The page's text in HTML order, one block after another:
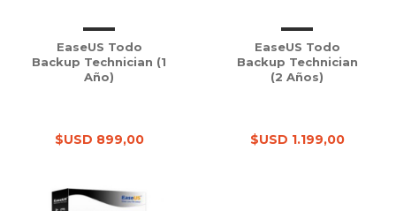
EaseUS Todo
Backup Technician (1
Año)
$USD 899,00
EaseUS Todo
Backup Technician
(2 Años)
$USD 1.199,00